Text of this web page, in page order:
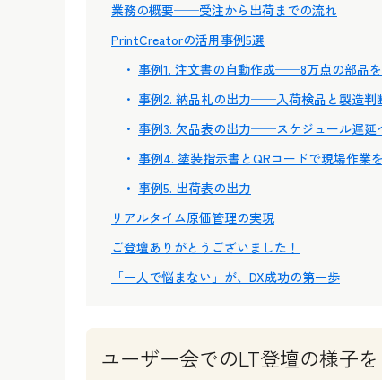
業務の概要──受注から出荷までの流れ
PrintCreatorの活用事例5選
事例1. 注文書の自動作成──8万点の部品
事例2. 納品札の出力──入荷検品と製造判
事例3. 欠品表の出力──スケジュール遅延
事例4. 塗装指示書とQRコードで現場作業
事例5. 出荷表の出力
リアルタイム原価管理の実現
ご登壇ありがとうございました！
「一人で悩まない」が、DX成功の第一歩
ユーザー会でのLT登壇の様子を